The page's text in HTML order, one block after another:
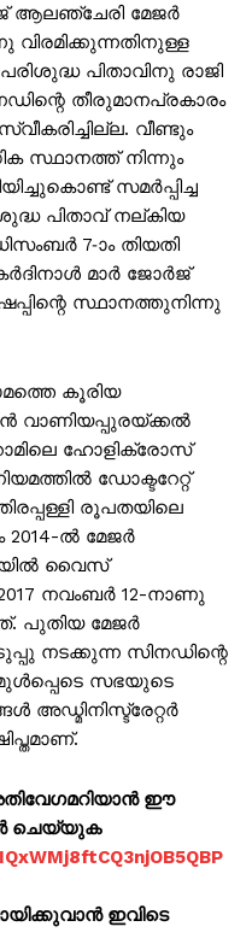
ആലഞ്ചേരി മേജർ
പിതാവിനു രാജി
തീരുമാനപ്രകാരം
വീണ്ടും
സ്ഥാനത്ത് നിന്നും
സമർപ്പിച്ച
പിതാവ് നല്കിയ
7-ാം തിയതി
മാർ ജോർജ്
സ്ഥാനത്തുനിന്നു
കൂരിയ
വാണിയപ്പുരയ്ക്കൽ
ഹോളിക്രോസ്
ഡോക്ടറേറ്റ്
രൂപതയിലെ
ൽ മേജർ
വൈസ്
നവംബർ 12-നാണു
പുതിയ മേജർ
നടക്കുന്ന സിനഡിന്റെ
സഭയുടെ
അഡ്മിനിസ്ട്രേറ്റർ
ഈ
ചെയ്യുക
ഇവിടെ